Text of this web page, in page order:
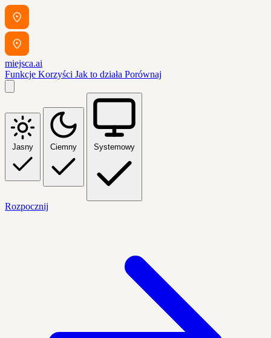
miejsca.ai
Funkcje Korzyści Jak to działa Porównaj
Jasny Ciemny Systemowy
Rozpocznij